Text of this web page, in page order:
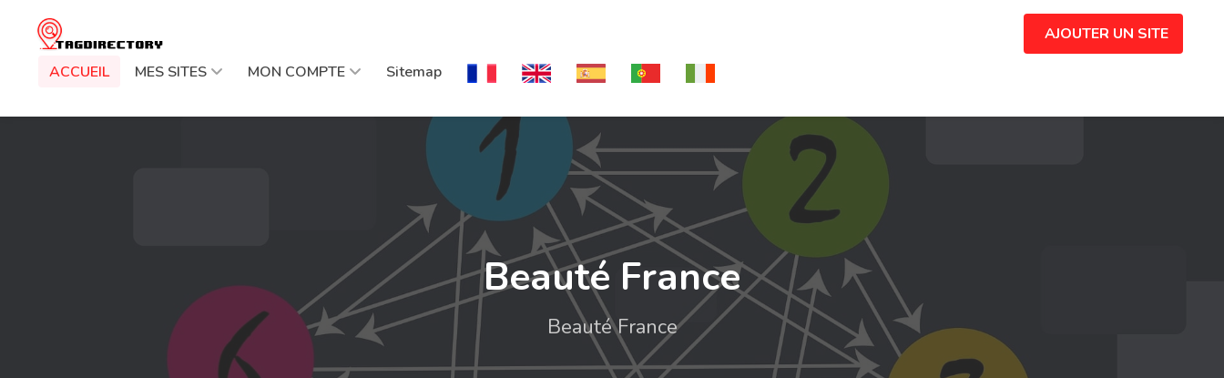
ACCUEIL MES SITES MON COMPTE Sitemap
AJOUTER UN SITE
Beauté France
Beauté France